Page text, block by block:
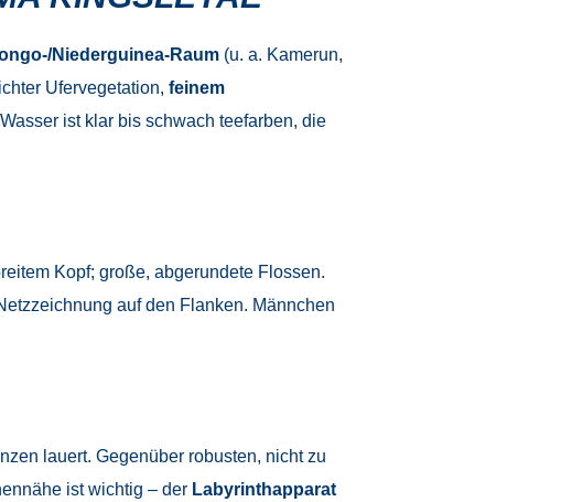
Niederguinea-Raum(u. a. Kamerun,
Ufervegetation, feinem
ist klar bis schwach teefarben, die
Kopf; große, abgerundete Flossen.
auf den Flanken. Männchen
lauert. Gegenüber robusten, nicht zu
ist wichtig – der Labyrinthapparat